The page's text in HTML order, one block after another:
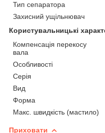
Тип сепаратора
Захисний ущільнювач
Користувальницькі
Компенсація перекосу
вала
Особливості
Серія
Вид
Форма
Макс. швидкість (мастило)
Приховати